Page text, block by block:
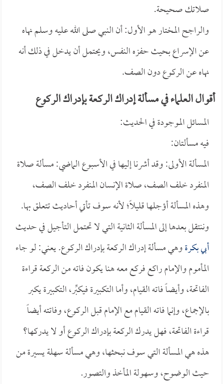
صلاتك صحيحة.
والراجح المختار هو الأول: أن النبي صلى الله عليه وسلم نهاه
عن الإسراع بحيث حفزه النفس، ويحتمل أن يدخل في ذلك أنه
نهاه عن الركوع دون الصف.
أقوال العلماء في مسألة إدراك الركعة بإدراك الركوع
المسائل الموجودة في الحديث:
فيه مسألتان:
المسألة الأولى: وقد أشرنا إليها في الأسبوع الماضي: مسألة صلاة
المنفرد خلف الصف، صلاة الإنسان المنفرد خلف الصف،
وهذه المسألة أؤجلها قليلاً؛ لأنه سوف تأتي أحاديث تتعلق بها.
وننتقل بعدها إلى المسألة الثانية التي لا تحتمل التأجيل في حديث
أبي بكرةوهي مسألة إدراك الركعة بإدراك الركوع. يعني: لو جاء
المأموم والإمام راكع فركع معه هنا يكون فاته من الركعة قراءة
الفاتحة، وأيضاً فاته القيام، وأما التكبيرة فيكبِّر، التكبيرة يكبر
بالإجماع، وإنما فاته القيام مع الإمام قبل الركوع، وفاتته أيضاً
قراءة الفاتحة، فهل يدرك الركعة بإدراك الركوع أو لا يدركها؟
هذه هي المسألة التي سوف نبحثها، وهي مسألة سهلة يسيرة من
حيث الوضوح، وسهولة المأخذ والتصور.